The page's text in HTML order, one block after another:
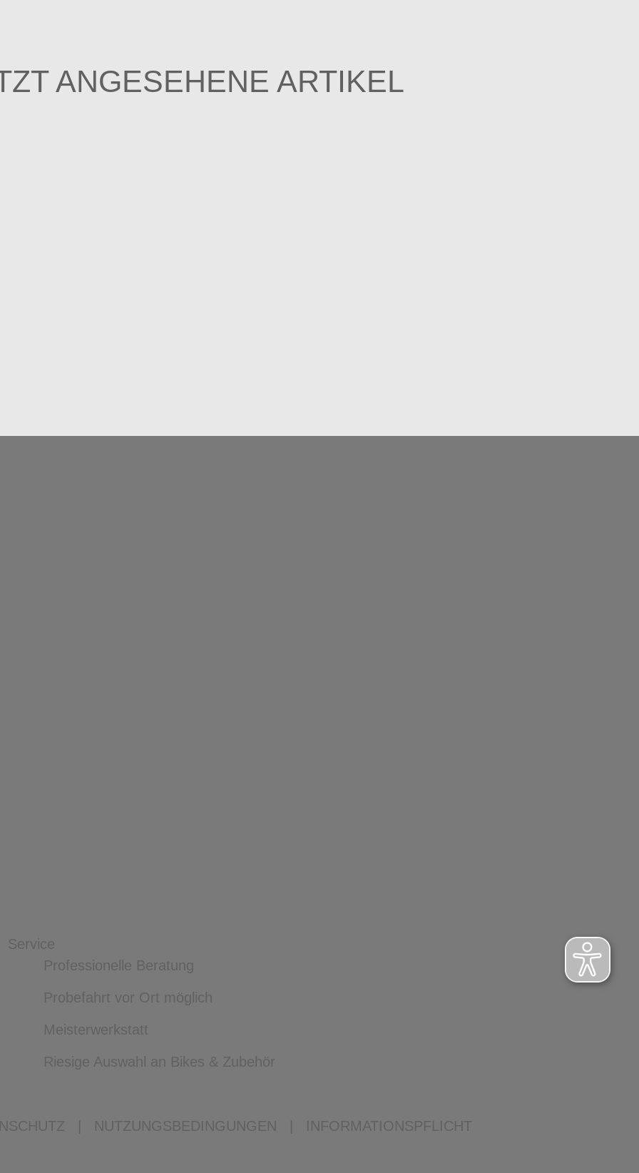
ANGESEHENE ARTIKEL
Service
Professionelle Beratung
Probefahrt vor Ort möglich
Meisterwerkstatt
Riesige Auswahl an Bikes & Zubehör
NUTZUNGSBEDINGUNGEN INFORMATIONSPFLICHT